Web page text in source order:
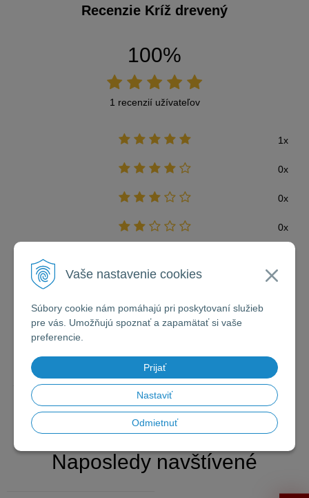
Vaše nastavenie cookies
Súbory cookie nám pomáhajú pri poskytovaní služieb
pre vás. Umožňujú spoznať a zapamätať si vaše
preferencie.
Prijať
Nastaviť
Odmietnuť
Recenzie Kríž drevený
100%
1 recenzií užívateľov
1x
0x
0x
0x
Zákazník neuviedol žiadne slovné hodnotenie.
Naposledy navštívené